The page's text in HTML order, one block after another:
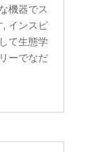
機器でス
, インスピ
て生態学
ーでなだ